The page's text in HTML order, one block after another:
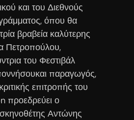
και του Διεθνούς
όπου θα
βραβεία καλύτερης
Πετροπούλου,
του Φεστιβάλ
παραγωγός,
επιτροπής του
προεδρεύει ο
Αντώνης